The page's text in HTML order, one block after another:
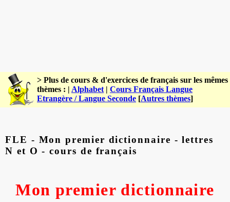
> Plus de cours & d'exercices de français sur les mêmes
thèmes : | Alphabet | Cours Français Langue
Etrangère / Langue Seconde [Autres thèmes]
FLE - Mon premier dictionnaire - lettres
N et O - cours de français
Mon premier dictionnaire